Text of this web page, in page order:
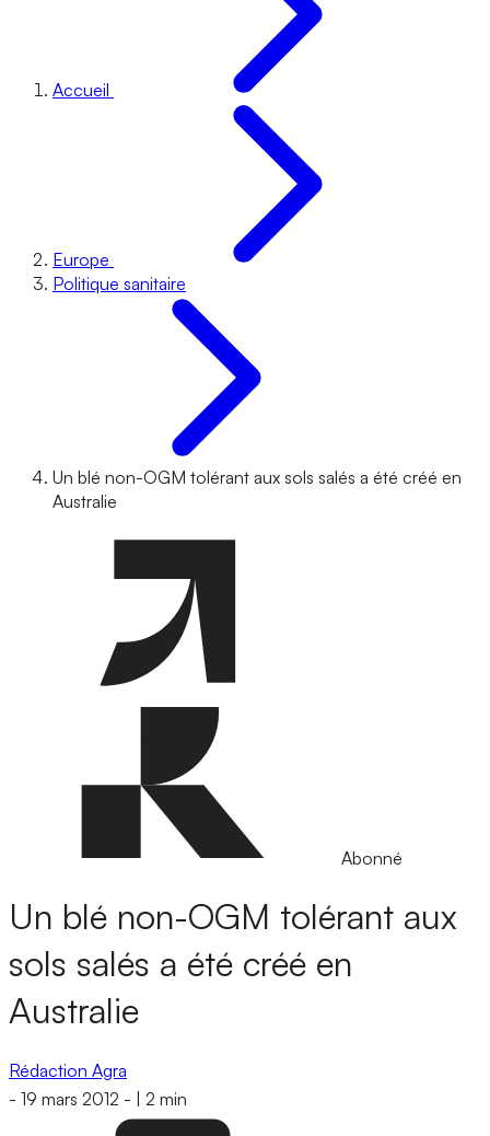
Accueil
Europe
Politique sanitaire
Un blé non-OGM tolérant aux sols salés a été créé en
Australie
Abonné
Un blé non-OGM tolérant aux
sols salés a été créé en
Australie
Rédaction Agra
- 19 mars 2012 - 2 min